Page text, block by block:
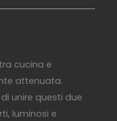
cucina e
attenuata.
unire questi due
luminosi e